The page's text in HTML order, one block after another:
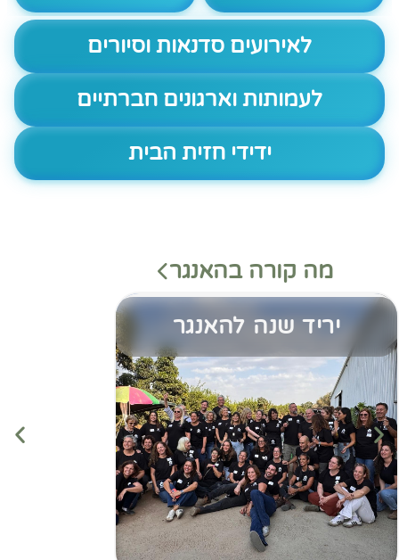
לאירועים סדנאות וסיורים
לעמותות וארגונים חברתיים
ידידי חזית הבית
מה קורה בהאנגר
יריד שנה להאנגר